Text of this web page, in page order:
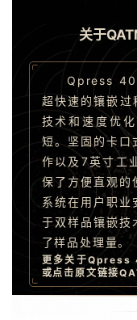
关于
Qpress 40
超快速的镶嵌
技术和速度优
短。坚固的卡口
作以及7英寸工
保了方便直观的
系统在用户职业
于双样品镶嵌技
了样品处理量。
更多关于Qpress
或点击原文链接